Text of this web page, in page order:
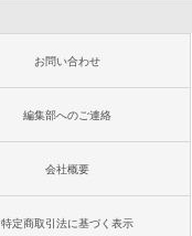
お問い合わせ
編集部へのご連絡
会社概要
特定商取引法に基づく表示